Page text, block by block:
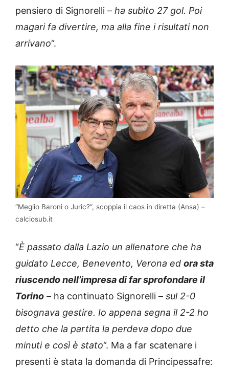
pensiero di Signorelli – ha subìto 27 gol. Poi
magari fa divertire, ma alla fine i risultati non
arrivano“.
“Meglio Baroni o Juric?”, scoppia il caos in diretta (Ansa) –
calciosub.it
“È passato dalla Lazio un allenatore che ha
guidato Lecce, Benevento, Verona ed ora sta
riuscendo nell’impresa di far sprofondare il
Torino – ha continuato Signorelli – sul 2-0
bisognava gestire. Io appena segna il 2-2 ho
detto che la partita la perdeva dopo due
minuti e così è stato“. Ma a far scatenare i
presenti è stata la domanda di Principessafre: